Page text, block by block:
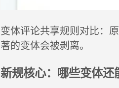
变体评论共享规则对比：
著的变体会被剥离。
新规核心：哪些变体还